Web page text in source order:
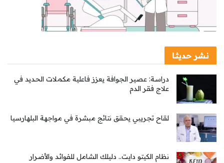
نشر حديثا
دراسة: عصير الجوافة يعزز فاعلية مكملات الحديد في
علاج فقر الدم
لقاح تجريبي يحقق نتائج مبشرة في مواجهة البلهارسيا
نظام الكيتو دايت.. دليلك الشامل للفوائد والأضرار